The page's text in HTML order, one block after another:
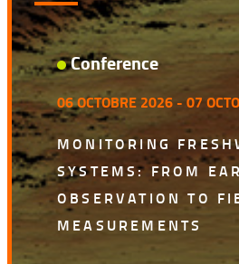
Workshop
10 FÉVRIER 2027
12
EXPLORING ANIMAL
HUMAN BEHAVIOUR
RECENT ADVANCES